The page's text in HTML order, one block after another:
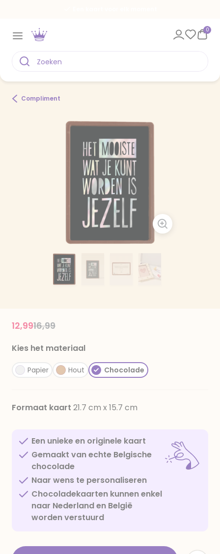
0
Compliment
Price reduced from
16,99to
12,99
Kies het materiaal
Papier Hout Chocolade
Formaat kaart 21.7 cm x 15.7 cm
Een unieke en originele kaart
Gemaakt van echte Belgische
chocolade
Naar wens te personaliseren
Chocoladekaarten kunnen enkel
naar Nederland en België
worden verstuurd